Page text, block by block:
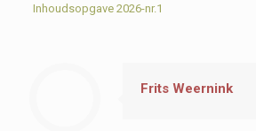
Inhoudsopgave 2026-nr.1
Frits Weernink